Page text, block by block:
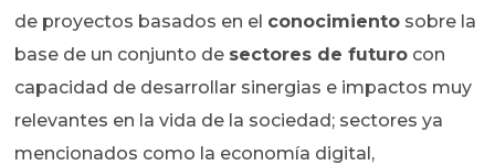
de proyectos basados en el conocimiento sobre la
base de un conjunto de sectores de futuro con
capacidad de desarrollar sinergias e impactos muy
relevantes en la vida de la sociedad; sectores ya
mencionados como la economía digital,